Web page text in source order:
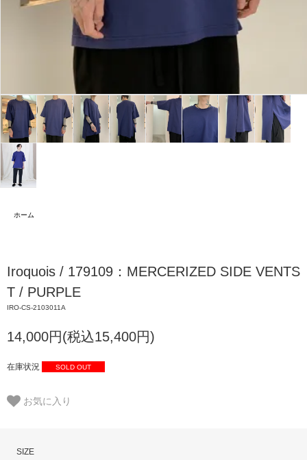
ホーム
Iroquois / 179109：MERCERIZED SIDE VENTS
T / PURPLE
IRO-CS-2103011A
14,000円(税込15,400円)
在庫状況 SOLD OUT
お気に入り
SIZE